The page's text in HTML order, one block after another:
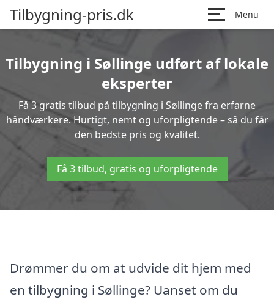
Tilbygning-pris.dk Menu
Tilbygning i Søllinge udført af lokale
eksperter
Få 3 gratis tilbud på tilbygning i Søllinge fra erfarne
håndværkere. Hurtigt, nemt og uforpligtende – så du får
den bedste pris og kvalitet.
Få 3 tilbud, gratis og uforpligtende
Drømmer du om at udvide dit hjem med
en tilbygning i Søllinge? Uanset om du